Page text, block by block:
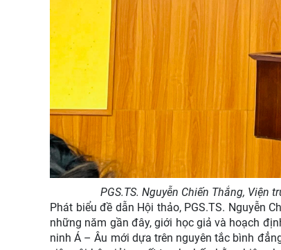
PGS.TS. Nguyễn Chiến Thắng, Viện
Phát biểu đề dẫn Hội thảo, PGS.TS. Nguyễn
những năm gần đây, giới học giả và hoạch
ninh Á – Âu mới dựa trên nguyên tắc bình